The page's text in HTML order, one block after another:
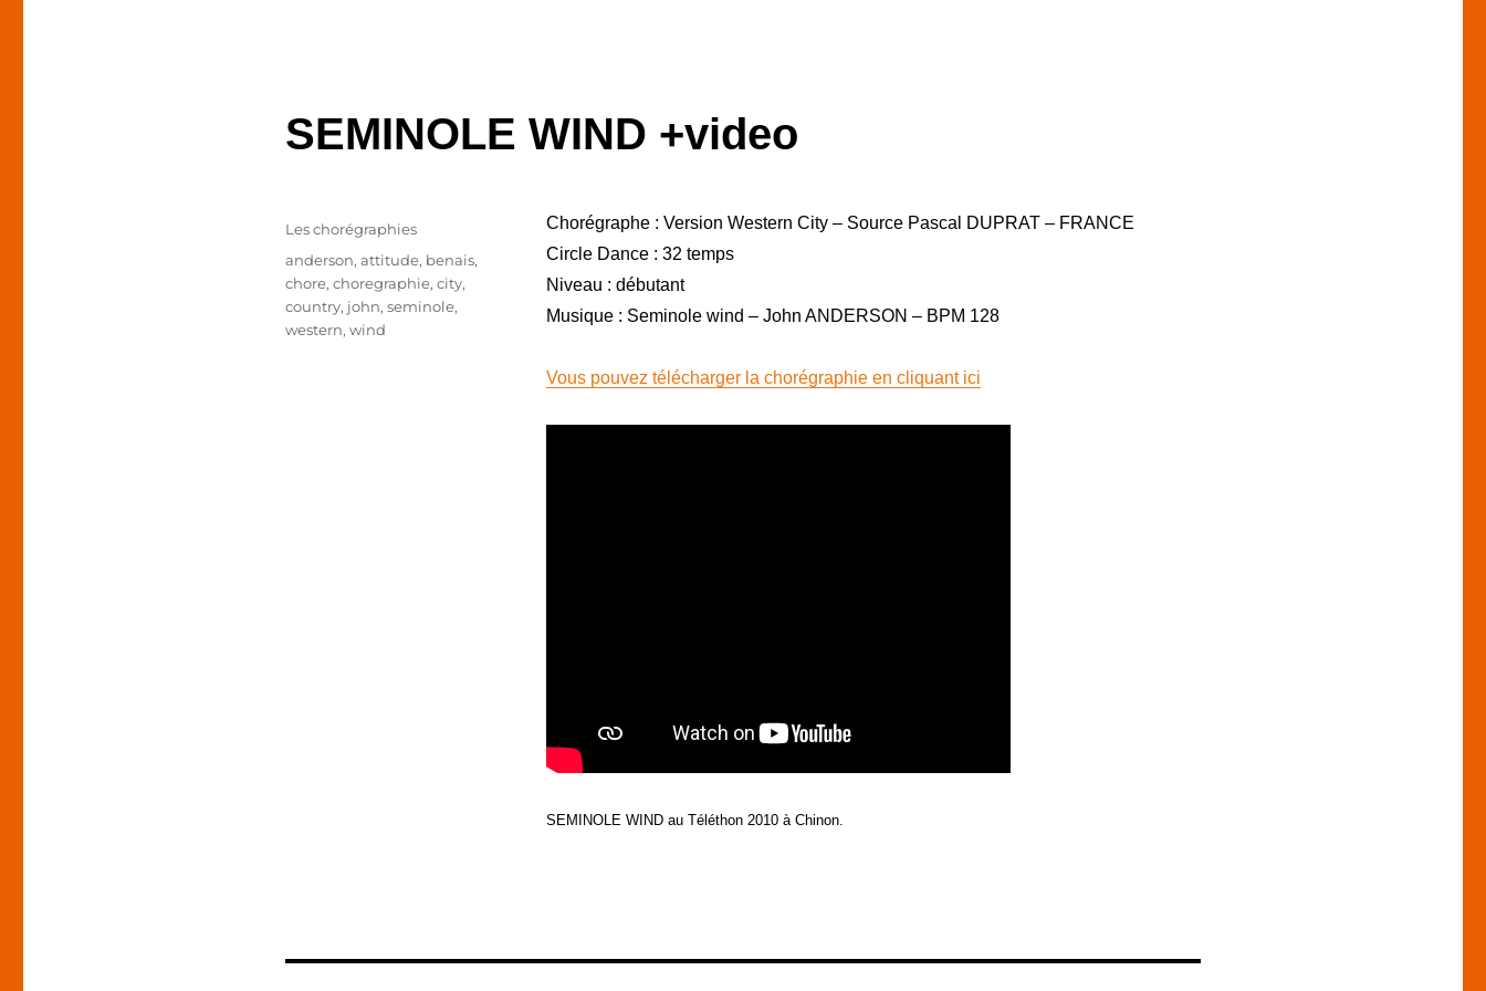
SEMINOLE WIND +video
Chorégraphe : Version Western City – Source Pascal DUPRAT – FRANCE
Circle Dance : 32 temps
Niveau : débutant
Musique : Seminole wind – John ANDERSON – BPM 128
Vous pouvez télécharger la chorégraphie en cliquant ici
SEMINOLE WIND au Téléthon 2010 à Chinon.
Publié
Catégories
Les chorégraphies
Étiquettes
anderson, attitude, benais,
chore, choregraphie, city,
country, john, seminole,
western, wind